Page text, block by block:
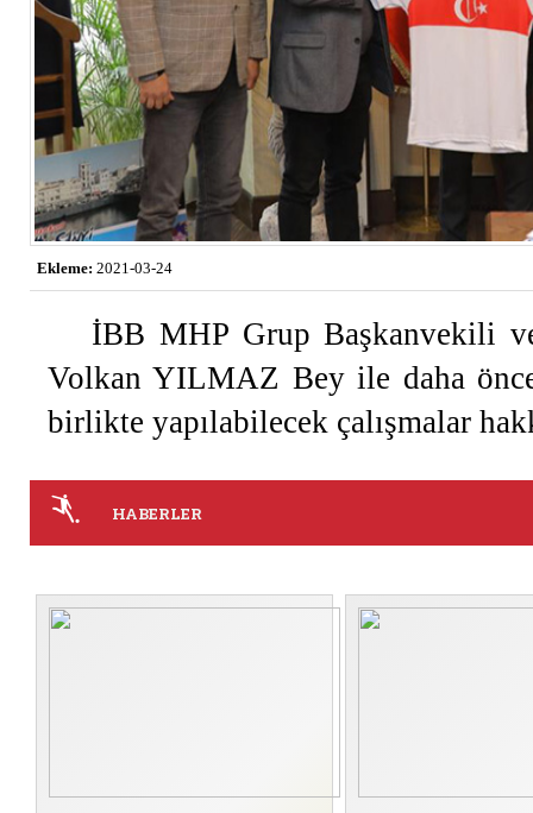
Ekleme: 2021-03-24
İBB MHP Grup Başkanvekili
Volkan YILMAZ Bey ile daha önce
birlikte yapılabilecek çalışmalar
HABERLER